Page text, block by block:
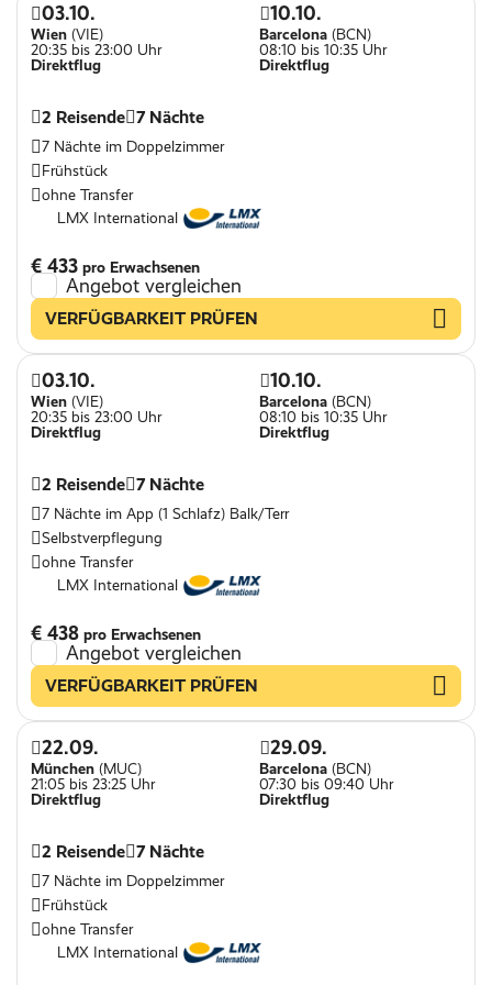
03.10.
Wien (VIE)
20:35 bis 23:00 Uhr
Direktflug
10.10.
Barcelona (BCN)
08:10 bis 10:35 Uhr
Direktflug
2 Reisende 7 Nächte
7 Nächte im Doppelzimmer
Frühstück
ohne Transfer
LMX International
€ 433 pro Erwachsenen
Angebot vergleichen
VERFÜGBARKEIT PRÜFEN
03.10.
Wien (VIE)
20:35 bis 23:00 Uhr
Direktflug
10.10.
Barcelona (BCN)
08:10 bis 10:35 Uhr
Direktflug
2 Reisende 7 Nächte
7 Nächte im App (1 Schlafz) Balk/Terr
Selbstverpflegung
ohne Transfer
LMX International
€ 438 pro Erwachsenen
Angebot vergleichen
VERFÜGBARKEIT PRÜFEN
22.09.
München (MUC)
21:05 bis 23:25 Uhr
Direktflug
29.09.
Barcelona (BCN)
07:30 bis 09:40 Uhr
Direktflug
2 Reisende 7 Nächte
7 Nächte im Doppelzimmer
Frühstück
ohne Transfer
LMX International